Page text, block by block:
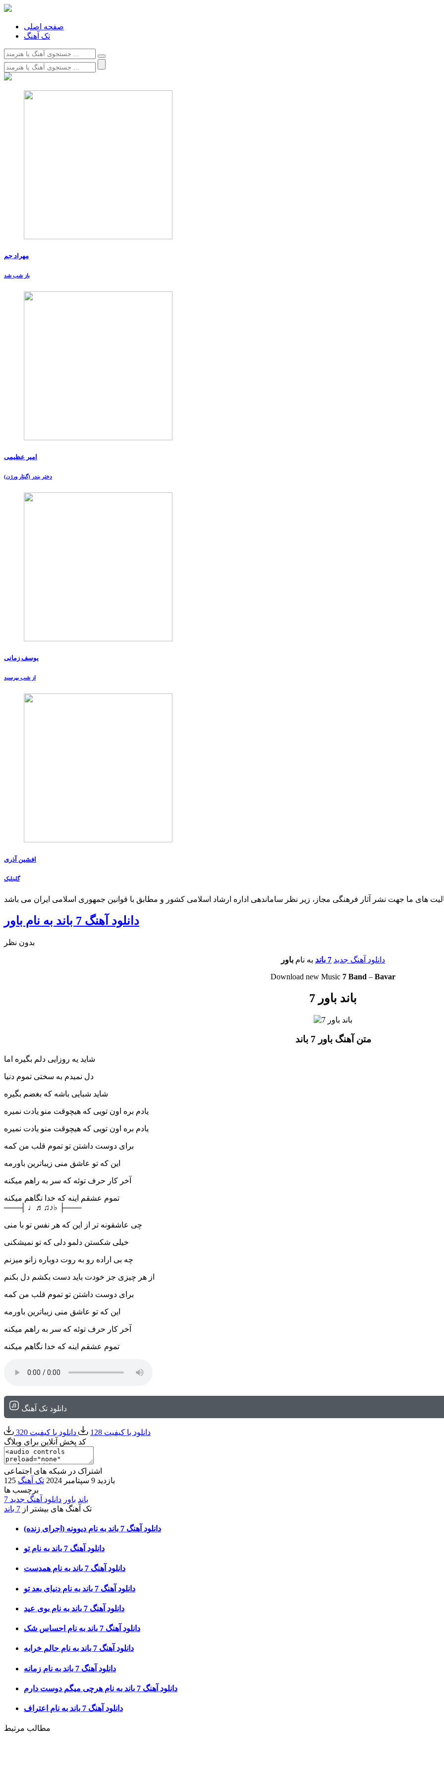
صفحه اصلی
تک آهنگ
مهراد جم
باز شب شد
امیر عظیمی
دختر بندر (گیتار ورژن)
یوسف زمانی
از شب بپرسید
افشین آذری
گلینلیک
های ما جهت نشر آثار فرهنگی مجاز، زیر نظر ساماندهی اداره ارشاد اسلامی کشور و مطابق با قوانین جمهوری اسلامی ایران می باشد
دانلود آهنگ 7 باند به نام باور
بدون نظر
دانلود آهنگ جدید 7 باند به نام باور
Download new Music 7 Band – Bavar
7 باند باور
متن آهنگ باور 7 باند
شاید یه روزایی دلم بگیره اما
دل نمیدم به سختی تموم دنیا
شاید شبایی باشه که بغضم بگیره
یادم بره اون تویی که هیچوقت منو یادت نمیره
یادم بره اون تویی که هیچوقت منو یادت نمیره
برای دوست داشتن تو تموم قلب من کمه
این که تو عاشق منی زیباترین باورمه
آخر کار حرف توئه که سر به راهم میکنه
تموم عشقم اینه که خدا نگاهم میکنه
───┤ ♩♬♫♪♭ ├───
چی عاشقونه تر از این که هر نفس تو با منی
خیلی شکستن دلمو دلی که تو نمیشکنی
چه بی اراده رو به روت دوباره زانو میزنم
از هر چیزی جز خودت باید دست بکشم دل بکنم
برای دوست داشتن تو تموم قلب من کمه
این که تو عاشق منی زیباترین باورمه
آخر کار حرف توئه که سر به راهم میکنه
تموم عشقم اینه که خدا نگاهم میکنه
دانلود تک آهنگ
دانلود با کیفیت 128
دانلود با کیفیت 320
کد پخش آنلاین برای وبلاگ
اشتراک در شبکه های اجتماعی
125 بازدید 9 سپتامبر 2024
تک آهنگ
برچسب ها
7 باند باور دانلود آهنگ جدید
تک آهنگ های بیشتر از 7 باند
دانلود آهنگ 7 باند به نام دیوونه (اجرای زنده)
دانلود آهنگ 7 باند به نام تو
دانلود آهنگ 7 باند به نام همدست
دانلود آهنگ 7 باند به نام دنیای بعد تو
دانلود آهنگ 7 باند به نام بوی عید
دانلود آهنگ 7 باند به نام احساس شک
دانلود آهنگ 7 باند به نام حالم خرابه
دانلود آهنگ 7 باند به نام زمانه
دانلود آهنگ 7 باند به نام هرچی میگم دوست دارم
دانلود آهنگ 7 باند به نام اعتراف
مطالب مرتبط